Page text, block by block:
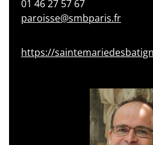
01 46 27 57 67
paroisse@smbparis.fr
https://